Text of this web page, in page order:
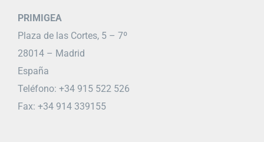
PRIMIGEA
Plaza de las Cortes, 5 – 7º
28014 – Madrid
España
Teléfono: +34 915 522 526
Fax: +34 914 339155